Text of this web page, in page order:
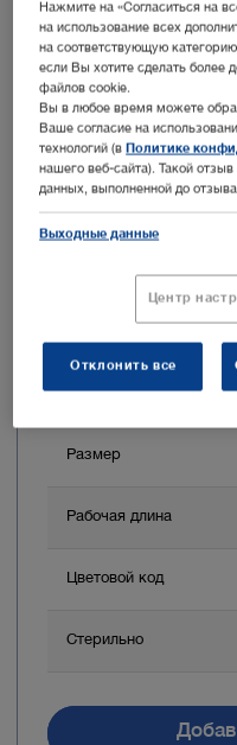
Артикул: 30160RB
Стилет троакара
Кончик стилета
Размер
Рабочая длина
Цветовой код
Стерильно
Нажмите на «Согласиться на
на использование всех
на соответствующую
если Вы хотите сделать более
файлов cookie.
Вы в любое время можете
Ваше согласие на
технологий (вПолитике
нашего веб-сайта). Такой
данных, выполненной до
Выходные данные
Центр
Отклонить все